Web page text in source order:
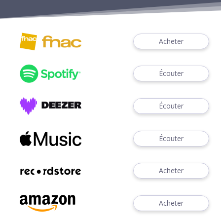
Acheter
Écouter
Écouter
Écouter
Acheter
Acheter